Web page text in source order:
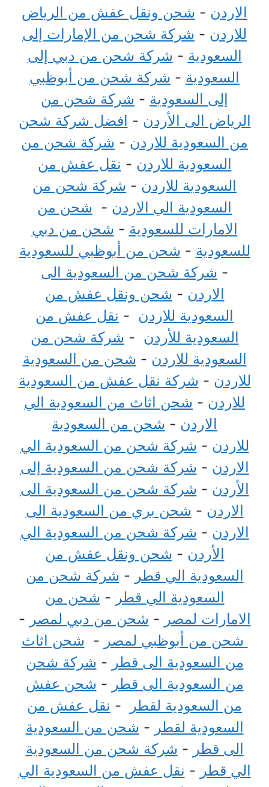
الاردن - شحن ونقل عفش من الرياض
للاردن - شركة شحن من الإمارات إلى
السعودية - شركة شحن من دبي إلى
السعودية - شركة شحن من أبوظبي
إلى السعودية - شركة شحن من
الرياض الى الأردن - افضل شركة شحن
من السعودية للاردن - شركة شحن من
السعودية للاردن - نقل عفش من
السعودية للاردن - شركة شحن من
السعودية الي الاردن - شحن من
الامارات للسعودية - شحن من دبي
للسعودية - شحن من أبوظبي للسعودية
- شركة شحن من السعودية الى
الاردن - شحن ونقل عفش من
السعودية للاردن - نقل عفش من
السعودية للأردن - شركة شحن من
السعودية للاردن - شحن من السعودية
للاردن - شركة نقل عفش من السعودية
للاردن - شحن اثاث من السعودية الي
الاردن - شحن من السعودية
للاردن - شركة شحن من السعودية الي
الاردن - شركة شحن من السعودية إلى
الأردن - شركة شحن من السعودية الى
الاردن - شحن بري من السعودية الى
الاردن - شركة شحن من السعودية الي
الأردن - شحن ونقل عفش من
السعودية الي قطر - شركة شحن من
السعودية الي قطر - شحن من
الامارات لمصر - شحن من دبي لمصر -
شحن من أبوظبي لمصر - شحن اثاث
من السعودية الى قطر - شركة شحن
من السعودية الى قطر - شحن عفش
من السعودية لقطر
- نقل عفش من
السعودية لقطر - شحن من السعودية
الى قطر - شركة شحن من السعودية
الي قطر - نقل عفش من السعودية الي